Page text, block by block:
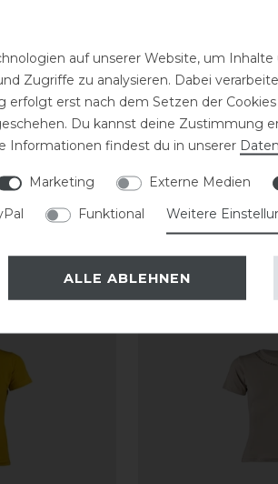
-15%
auf unserer Website, um
Zugriffe zu analysieren. Dabei
erfolgt erst nach dem Setzen der
Du kannst deine Zustimmung
Informationen findest du in unserer
Marketing Externe Medien
Funktional Weitere
ALLE ABLEHNEN